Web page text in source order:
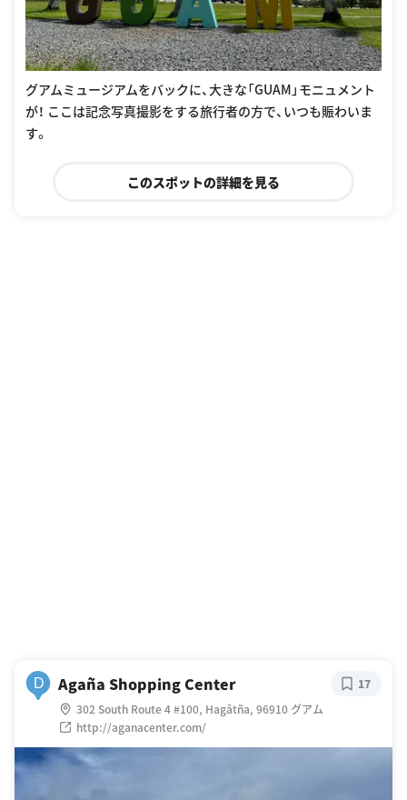
グアムミュージアムをバックに、大きな「GUAM」モニュメント
が！ ここは記念写真撮影をする旅行者の方で、いつも賑わいま
す。
このスポットの詳細を見る
D Agaña Shopping Center
302 South Route 4 #100, Hagåtña, 96910 グアム
http://aganacenter.com/
17